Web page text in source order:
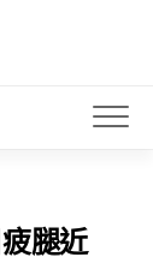
腿近